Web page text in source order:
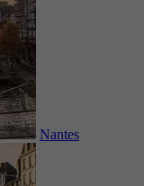
Nantes